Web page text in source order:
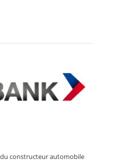
constructeur automobile